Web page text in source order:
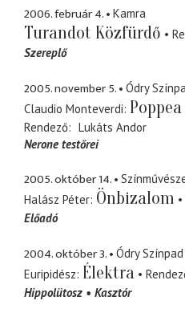
2006. február 4. Kamra
Turandot Közfürdő
Szereplő
2005. november 5.
Ódry
Claudio Monteverdi
Rendező
Lukáts Andor
Nerone testőrei
2005. október 14.
Halász Péter Önbizalom
Előadó
2004. október 3.
Ódry Színpad
Euripidész Élektra
Hippolütosz
Kasztór